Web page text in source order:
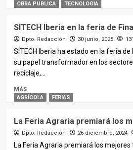
OBRA PUBLICA
TECNOLOGIA
SITECH Iberia en la feria de
Dpto. Redacción 30 junio, 2025
SITECH Iberia ha estado en la feria
su papel transformador en los
reciclaje,...
MÁS
AGRÍCOLA FERIAS
La Feria Agraria premiará los
Dpto. Redacción 26 diciembre, 2024
La Feria Agraria premiará los